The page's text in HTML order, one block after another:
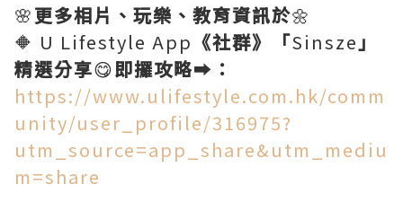
🌸更多相片、玩樂、教育資訊於🌼
🔶 U Lifestyle App 《社群》「Sinsze 」
精選分享😋即攞攻略➡️ ：
https://www.ulifestyle.com.hk/comm
unity/user_profile/316975?
utm_source=app_share&utm_mediu
m=share